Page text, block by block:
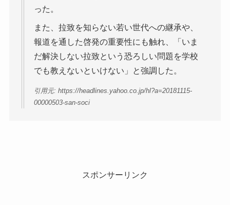
った。
また、拉致を知らない若い世代への継承や、
報道を通した啓発の重要性にも触れ、「いま
だ解決しない拉致という恐ろしい問題を学校
でも教えないといけない」と強調した。
引用元: https://headlines.yahoo.co.jp/hl?a=20181115-
00000503-san-soci
スポンサーリンク